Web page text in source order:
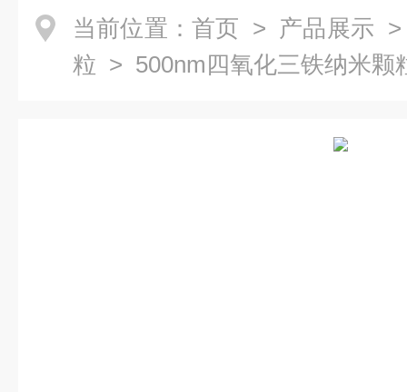
当前位置： 首页 > 产品展示
粒 > 500nm四氧化三铁纳米颗